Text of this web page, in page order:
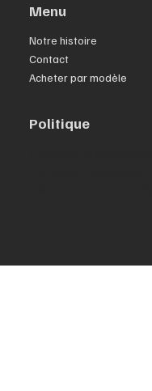
Menu
Notre histoire
Contact
Acheter par modèle
Politique